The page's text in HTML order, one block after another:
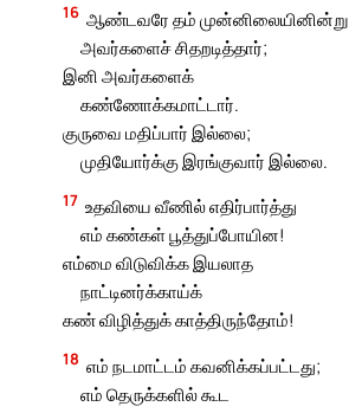
16 ஆண்டவரே தம் முன்னிலையினின்று
அவர்களைச் சிதறடித்தார்;
இனி அவர்களைக்
கண்ணோக்கமாட்டார்.
குருவை மதிப்பார் இல்லை;
முதியோர்க்கு இரங்குவார் இல்லை.
17 உதவியை வீணில் எதிர்பார்த்து
எம் கண்கள் பூத்துப்போயின!
எம்மை விடுவிக்க இயலாத
நாட்டினர்க்காய்க்
கண் விழித்துக் காத்திருந்தோம்!
18 எம் நடமாட்டம் கவனிக்கப்பட்டது;
எம் தெருக்களில் கூட